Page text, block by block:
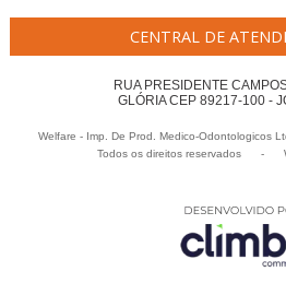
CENTRAL DE
RUA PRESIDENTE
GLÓRIA CEP 89217-100 -
Welfare - Imp. De Prod. Medico-Odontologicos
Todos os direitos reservados
-